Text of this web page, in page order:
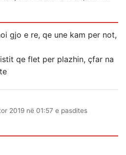
gjo e re, qe une kam per not,
qe flet per plazhin, çfar na
2019 në 01:57 e pasdites